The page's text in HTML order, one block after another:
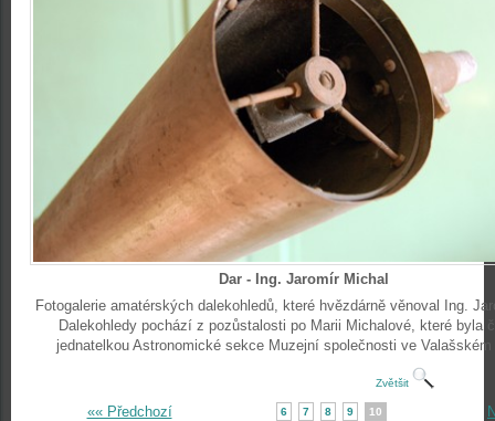
Dar - Ing. Jaromír Michal
Fotogalerie amatérských dalekohledů, které hvězdárně věnoval Ing.
Dalekohledy pochází z pozůstalosti po Marii Michalové, které byla
jednatelkou Astronomické sekce Muzejní společnosti ve
Zvětšit
«« Předchozí 6 7 8 9 10